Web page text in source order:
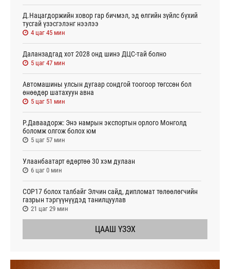
Д.Нацагдоржийн ховор гар бичмэл, эд өлгийн зүйлс бүхий
тусгай үзэсгэлэнг нээлээ
4 цаг 45 мин
Даланзадгад хот 2028 онд шинэ ДЦС-тай болно
5 цаг 47 мин
Автомашины улсын дугаар сондгой тоогоор төгссөн бол
өнөөдөр шатахуун авна
5 цаг 51 мин
Р.Даваадорж: Энэ намрын экспортын орлого Монголд
боломж олгож болох юм
5 цаг 57 мин
Улаанбаатарт өдөртөө 30 хэм дулаан
6 цаг 0 мин
СОР17 болох талбайг Элчин сайд, дипломат төлөөлөгчийн
газрын тэргүүнүүдэд танилцуулав
21 цаг 29 мин
ЦААШ ҮЗЭХ